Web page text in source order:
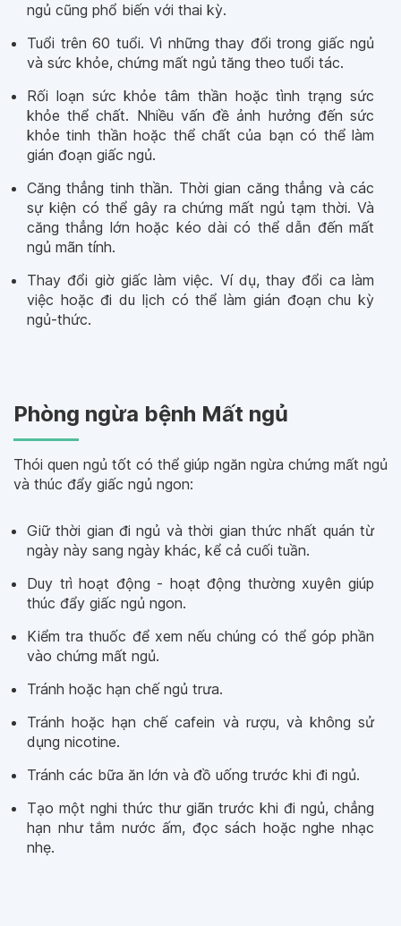
ngủ cũng phổ biến với thai kỳ.
Tuổi trên 60 tuổi. Vì những thay đổi trong giấc ngủ
và sức khỏe, chứng mất ngủ tăng theo tuổi tác.
Rối loạn sức khỏe tâm thần hoặc tình trạng sức
khỏe thể chất. Nhiều vấn đề ảnh hưởng đến sức
khỏe tinh thần hoặc thể chất của bạn có thể làm
gián đoạn giấc ngủ.
Căng thẳng tinh thần. Thời gian căng thẳng và các
sự kiện có thể gây ra chứng mất ngủ tạm thời. Và
căng thẳng lớn hoặc kéo dài có thể dẫn đến mất
ngủ mãn tính.
Thay đổi giờ giấc làm việc. Ví dụ, thay đổi ca làm
việc hoặc đi du lịch có thể làm gián đoạn chu kỳ
ngủ-thức.
Phòng ngừa bệnh Mất ngủ
Thói quen ngủ tốt có thể giúp ngăn ngừa chứng mất ngủ
và thúc đẩy giấc ngủ ngon:
Giữ thời gian đi ngủ và thời gian thức nhất quán từ
ngày này sang ngày khác, kể cả cuối tuần.
Duy trì hoạt động - hoạt động thường xuyên giúp
thúc đẩy giấc ngủ ngon.
Kiểm tra thuốc để xem nếu chúng có thể góp phần
vào chứng mất ngủ.
Tránh hoặc hạn chế ngủ trưa.
Tránh hoặc hạn chế cafein và rượu, và không sử
dụng nicotine.
Tránh các bữa ăn lớn và đồ uống trước khi đi ngủ.
Tạo một nghi thức thư giãn trước khi đi ngủ, chẳng
hạn như tắm nước ấm, đọc sách hoặc nghe nhạc
nhẹ.